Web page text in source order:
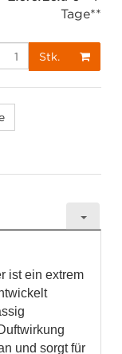
Tage**
Stk.
ist ein extrem
und sorgt für